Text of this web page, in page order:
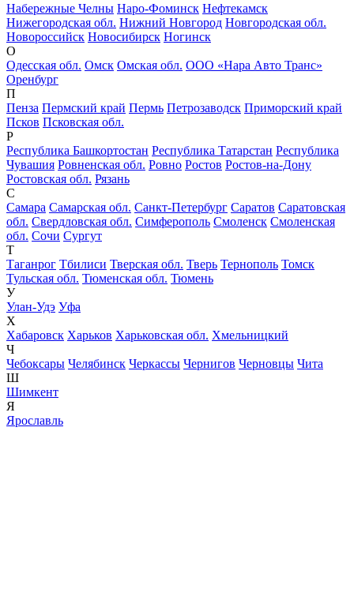
Набережные Челны Наро-Фоминск Нефтекамск
Нижегородская обл. Нижний Новгород Новгородская обл.
Новороссийск Новосибирск Ногинск
О
Одесская обл. Омск Омская обл. ООО «Нара Авто Транс»
Оренбург
П
Пенза Пермский край Пермь Петрозаводск Приморский край
Псков Псковская обл.
Р
Республика Башкортостан Республика Татарстан Республика
Чувашия Ровненская обл. Ровно Ростов Ростов-на-Дону
Ростовская обл. Рязань
С
Самара Самарская обл. Санкт-Петербург Саратов Саратовская
обл. Свердловская обл. Симферополь Смоленск Смоленская
обл. Сочи Сургут
Т
Таганрог Тбилиси Тверская обл. Тверь Тернополь Томск
Тульская обл. Тюменская обл. Тюмень
У
Улан-Удэ Уфа
Х
Хабаровск Харьков Харьковская обл. Хмельницкий
Ч
Чебоксары Челябинск Черкассы Чернигов Черновцы Чита
Ш
Шимкент
Я
Ярославль